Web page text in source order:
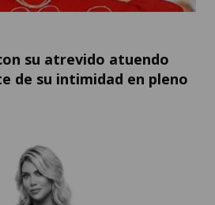
su atrevido atuendo
de su intimidad en pleno